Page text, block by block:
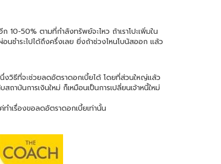
10-50% ตามที่กำลังทรัพย์จะไหว ถ้าเราโปะเพิ่มใน
นชำระไปได้ถึงครึ่งเลย ยิ่งถ้าช่วงไหนโบนัสออก แล้ว
งวิธีที่จะช่วยลดอัตราดอกเบี้ยได้ โดยที่ส่วนใหญ่แล้ว
าบันการเงินใหม่ ก็เหมือนเป็นการเปลี่ยนเจ้าหนี้ใหม่
ำเรื่องขอลดอัตราดอกเบี้ยเท่านั้น